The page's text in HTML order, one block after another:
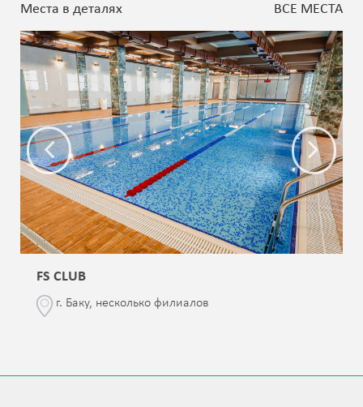
Места в деталях ВСЕ МЕСТА
FS CLUB
г. Баку, несколько филиалов